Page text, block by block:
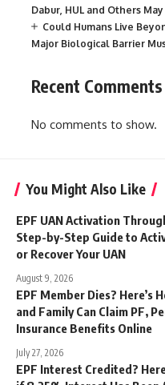
Dabur, HUL and Others
Could Humans Live
Major Biological Barrier
Recent Comments
No comments to show.
You Might Also Like
EPF UAN Activation
Step-by-Step Guide to
or Recover Your UAN
August 9, 2026
EPF Member Dies? Here’s
and Family Can Claim PF,
Insurance Benefits Online
July 27, 2026
EPF Interest Credited?